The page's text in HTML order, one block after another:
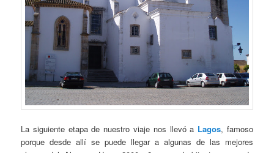
La siguiente etapa de nuestro viaje nos llevó a Lagos, famoso
porque desde allí se puede llegar a algunas de las mejores